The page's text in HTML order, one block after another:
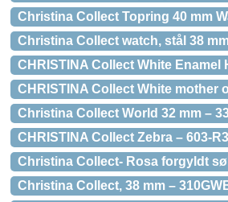
Christina Collect Topring 40 mm
Christina Collect watch, stål 38
CHRISTINA Collect White Enamel
CHRISTINA Collect White mother
Christina Collect World 32 mm –
CHRISTINA Collect Zebra – 603-
Christina Collect- Rosa forgyldt
Christina Collect, 38 mm –